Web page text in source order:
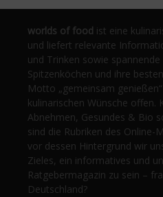
worlds of food ist eine
und liefert relevante
und Trinken sowie
Spitzenköchen und ihre
Motto „gemeinsam
kulinarischen Wünsche offen.
Abnehmen, Gesundes & Bio
sind die Rubriken des Online-
vor dessen Hintergrund wir
Zieles, ein informatives und
Ratgebermagazin zu sein –
Deutschland?